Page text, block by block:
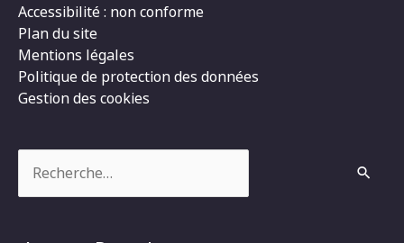
Accessibilité : non conforme
Plan du site
Mentions légales
Politique de protection des données
Gestion des cookies